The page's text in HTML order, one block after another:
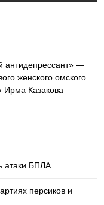
антидепрессант» —
женского омского
Ирма Казакова
атаки БПЛА
персиков и